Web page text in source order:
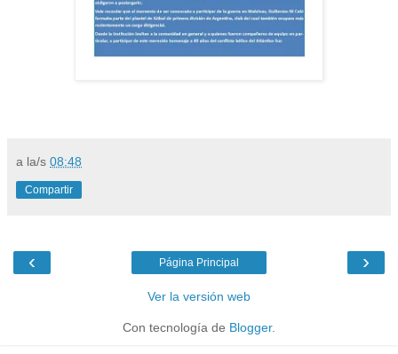
a la/s 08:48
Compartir
‹ ›
Página Principal
Ver la versión web
Con tecnología de Blogger.